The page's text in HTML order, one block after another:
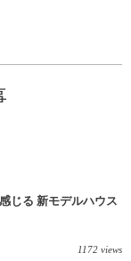
じる 新モデルハウス
1172 views